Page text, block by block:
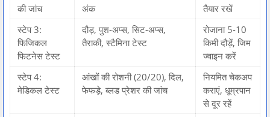
की जांच
अंक
तैयार रखें
स्टेप 3:
फिजिकल
फिटनेस टेस्ट
दौड़, पुश-अप्स, सिट-अप्स,
तैराकी, स्टैमिना टेस्ट
रोजाना 5-10
किमी दौड़ें, जिम
ज्वाइन करें
स्टेप 4:
मेडिकल टेस्ट
आंखों की रोशनी (20/20), दिल,
फेफड़े, ब्लड प्रेशर की जांच
नियमित चेकअप
कराएं, धूम्रपान
से दूर रहें